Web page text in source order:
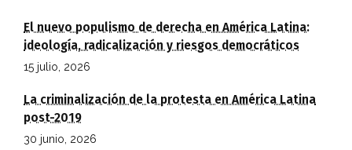
El nuevo populismo de derecha en América Latina:
ideología, radicalización y riesgos democráticos
15 julio, 2026
La criminalización de la protesta en América Latina
post-2019
30 junio, 2026